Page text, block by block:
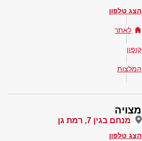
הצג טלפון
לאתר
קופון
המלצות
מצויה
מנחם בגין 7, רמת גן
הצג טלפון